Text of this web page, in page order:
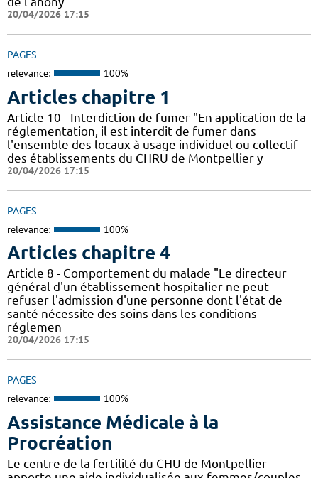
20/04/2026 17:15
PAGES
relevance: 100%
Articles chapitre 1
Article 10 - Interdiction de fumer "En application de la
réglementation, il est interdit de fumer dans
l'ensemble des locaux à usage individuel ou collectif
des établissements du CHRU de Montpellier y
20/04/2026 17:15
PAGES
relevance: 100%
Articles chapitre 4
Article 8 - Comportement du malade "Le directeur
général d'un établissement hospitalier ne peut
refuser l'admission d'une personne dont l'état de
santé nécessite des soins dans les conditions
réglemen
20/04/2026 17:15
PAGES
relevance: 100%
Assistance Médicale à la
Procréation
Le centre de la fertilité du CHU de Montpellier